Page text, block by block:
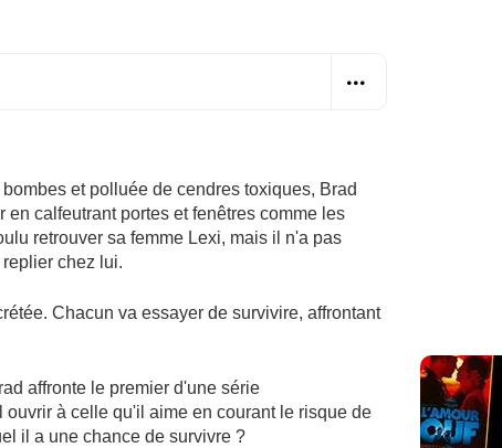
et polluée de cendres toxiques, Brad
calfeutrant portes et fenêtres comme les
retrouver sa femme Lexi, mais il n'a pas
chez lui.
Chacun va essayer de survivire, affrontant
affronte le premier d'une série
à celle qu'il aime en courant le risque de
il a une chance de survivre ?